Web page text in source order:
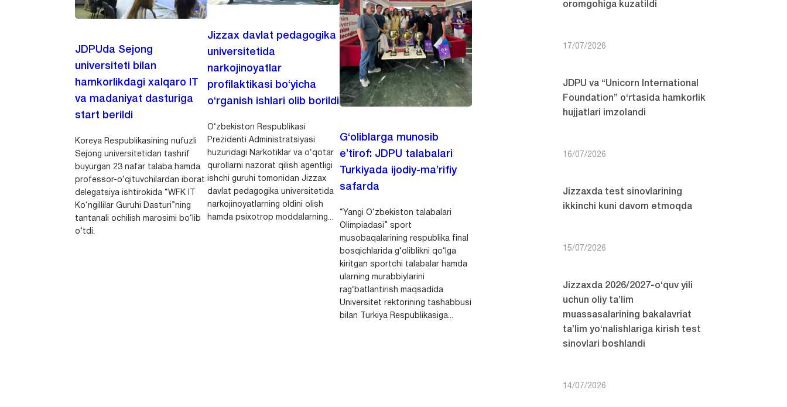
JDPUda Sejong
universiteti bilan
hamkorlikdagi xalqaro IT
va madaniyat dasturiga
start berildi
Koreya Respublikasining nufuzli
Sejong universitetidan tashrif
buyurgan 23 nafar talaba hamda
professor-o‘qituvchilardan iborat
delegatsiya ishtirokida “WFK IT
Ko‘ngillilar Guruhi Dasturi”ning
tantanali ochilish marosimi bo‘lib
o‘tdi.
Jizzax davlat pedagogika
universitetida
narkojinoyatlar
profilaktikasi bo‘yicha
o‘rganish ishlari olib borildi
O‘zbekiston Respublikasi
Prezidenti Administratsiyasi
huzuridagi Narkotiklar va o‘qotar
qurollarni nazorat qilish agentligi
ishchi guruhi tomonidan Jizzax
davlat pedagogika universitetida
narkojinoyatlarning oldini olish
hamda psixotrop moddalarning...
G‘oliblarga munosib
e’tirof: JDPU talabalari
Turkiyada ijodiy-ma’rifiy
safarda
“Yangi O‘zbekiston talabalari
Olimpiadasi” sport
musobaqalarining respublika final
bosqichlarida g‘oliblikni qo‘lga
kiritgan sportchi talabalar hamda
ularning murabbiylarini
rag‘batlantirish maqsadida
Universitet rektorining tashabbusi
bilan Turkiya Respublikasiga...
oromgohiga kuzatildi
17/07/2026
JDPU va “Unicorn International
Foundation” o‘rtasida hamkorlik
hujjatlari imzolandi
16/07/2026
Jizzaxda test sinovlarining
ikkinchi kuni davom etmoqda
15/07/2026
Jizzaxda 2026/2027-o‘quv yili
uchun oliy ta’lim
muassasalarining bakalavriat
ta’lim yo‘nalishlariga kirish test
sinovlari boshlandi
14/07/2026